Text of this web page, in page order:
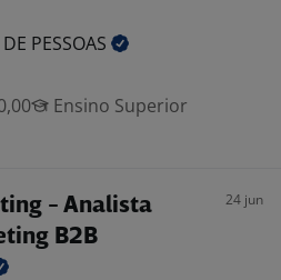
PESSOAS
Ensino Superior
- Analista
B2B
24 jun